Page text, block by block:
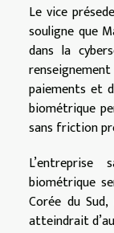
Le vice
souligne que
dans la
paiements et
biométrique
sans friction
biométrique
Corée du
atteindrait